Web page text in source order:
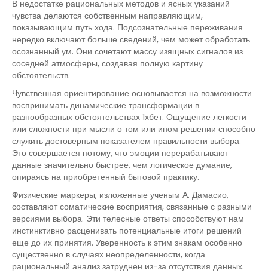
В недостатке рациональных методов и ясных указаний
чувства делаются собственным направляющим,
показывающим путь хода. Подсознательные переживания
нередко включают больше сведений, чем может обработать
осознанный ум. Они сочетают массу изящных сигналов из
соседней атмосферы, создавая полную картину
обстоятельств.
Чувственная ориентирование основывается на возможности
воспринимать динамические трансформации в
разнообразных обстоятельствах 1хбет. Ощущение легкости
или сложности при мысли о том или ином решении способно
служить достоверным показателем правильности выбора.
Это совершается потому, что эмоции перерабатывают
данные значительно быстрее, чем логическое думание,
опираясь на приобретенный бытовой практику.
Физические маркеры, изложенные ученым А. Дамасио,
составляют соматические восприятия, связанные с разными
версиями выбора. Эти телесные ответы способствуют нам
инстинктивно расценивать потенциальные итоги решений
еще до их принятия. Уверенность к этим знакам особенно
существенно в случаях неопределенности, когда
рациональный анализ затруднен из-за отсутствия данных.